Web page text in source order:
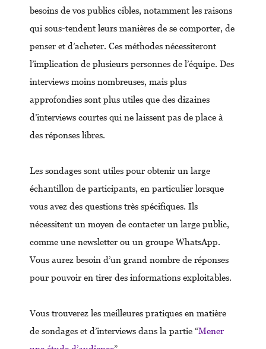
besoins de vos publics cibles, notamment les raisons
qui sous-tendent leurs manières de se comporter, de
penser et d’acheter. Ces méthodes nécessiteront
l’implication de plusieurs personnes de l’équipe. Des
interviews moins nombreuses, mais plus
approfondies sont plus utiles que des dizaines
d’interviews courtes qui ne laissent pas de place à
des réponses libres.
Les sondages sont utiles pour obtenir un large
échantillon de participants, en particulier lorsque
vous avez des questions très spécifiques. Ils
nécessitent un moyen de contacter un large public,
comme une newsletter ou un groupe WhatsApp.
Vous aurez besoin d’un grand nombre de réponses
pour pouvoir en tirer des informations exploitables.
Vous trouverez les meilleures pratiques en matière
de sondages et d’interviews dans la partie “Mener